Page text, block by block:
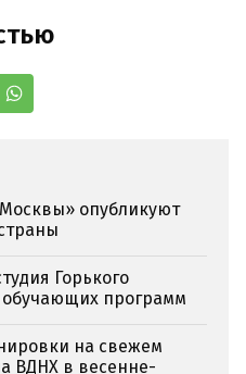
опубликуют
Горького
программ
на свежем
ВДНХ в весенне-